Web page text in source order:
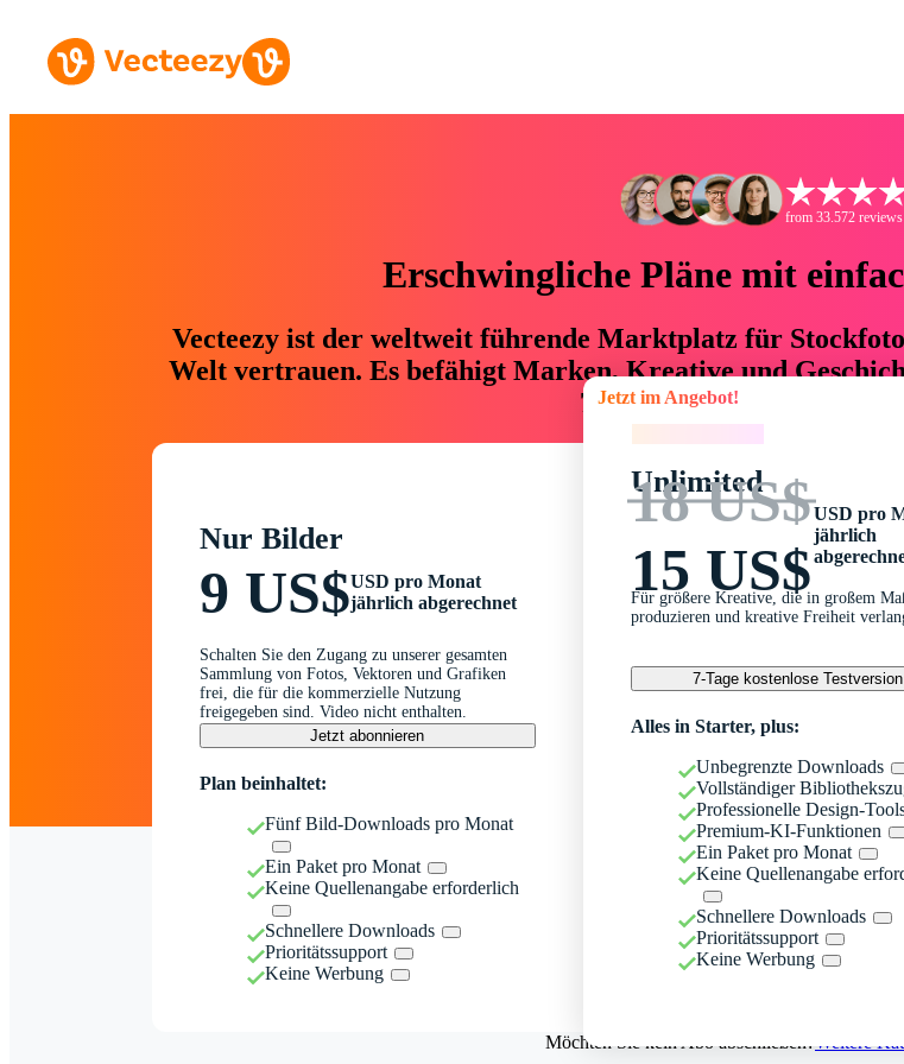
from 33.572
Erschwingliche Pläne mit
Vecteezy ist der weltweit führende Marktplatz für
Welt vertrauen. Es befähigt Marken, Kreative und
76 % an Zeit und Budget
Nur Bilder
9 US$USD pro Monat
jährlich abgerechnet
Schalten Sie den Zugang zu unserer gesamten
Sammlung von Fotos, Vektoren und Grafiken
frei, die für die kommerzielle Nutzung
freigegeben sind. Video nicht enthalten.
Jetzt abonnieren
Plan beinhaltet:
Fünf Bild-Downloads pro Monat
Ein Paket pro Monat
Keine Quellenangabe erforderlich
Schnellere Downloads
Prioritätssupport
Keine Werbung
Jetzt im Angebot!
Unlimited
18 US$
15 US$
USD pro
jährlich
Für größere Kreative, die in großem
produzieren und kreative Freiheit
7-Tage kostenlose Testversion
Alles in Starter, plus:
Unbegrenzte Downloads
Vollständiger
Professionelle Design-
Premium-KI-Funktionen
Ein Paket pro Monat
Keine Quellenangabe
Schnellere Downloads
Prioritätssupport
Keine Werbung
Möchten Sie kein Abo abschließen?Weitere